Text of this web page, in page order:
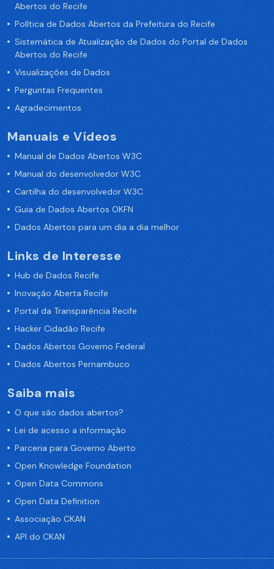
Abertos do Recife
Política de Dados Abertos da Prefeitura do Recife
Sistemática de Atualização de Dados do Portal de Dados
Abertos do Recife
Visualizações de Dados
Perguntas Frequentes
Agradecimentos
Manuais e Vídeos
Manual de Dados Abertos W3C
Manual do desenvolvedor W3C
Cartilha do desenvolvedor W3C
Guia de Dados Abertos OKFN
Dados Abertos para um dia a dia melhor
Links de Interesse
Hub de Dados Recife
Inovação Aberta Recife
Portal da Transparência Recife
Hacker Cidadão Recife
Dados Abertos Governo Federal
Dados Abertos Pernambuco
Saiba mais
O que são dados abertos?
Lei de acesso a informação
Parceria para Governo Aberto
Open Knowledge Foundation
Open Data Commons
Open Data Definition
Associação CKAN
API do CKAN